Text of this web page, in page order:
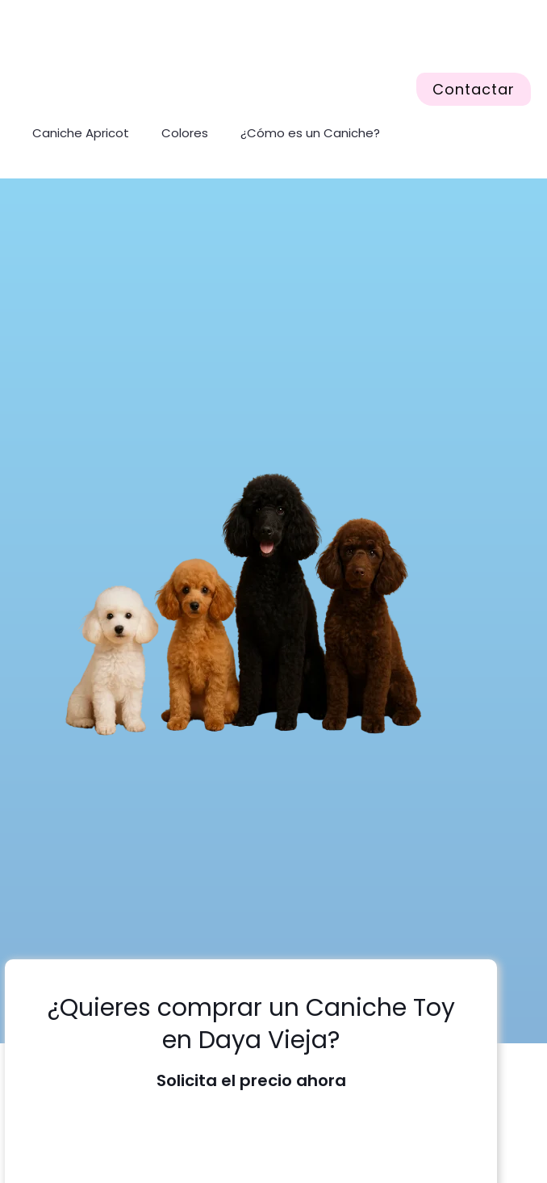
Caniche Apricot Colores ¿Cómo es un Caniche?
Contactar
¿Quieres comprar un Caniche Toy
en Daya Vieja?
Solicita el precio ahora